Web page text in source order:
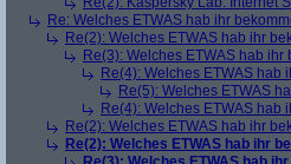
Re: Welches ETWAS hab ihr
Re(2): Welches ETWAS hab ihr
Re(3): Welches ETWAS hab ihr
Re(4): Welches ETWAS hab
Re(5): Welches ETWAS
Re(4): Welches ETWAS hab
Re(2): Welches ETWAS hab ihr
Re(2): Welches ETWAS hab ihr